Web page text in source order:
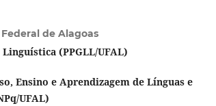
de Alagoas
(PPGLL/UFAL)
Ensino e Aprendizagem de Línguas e
UFAL)